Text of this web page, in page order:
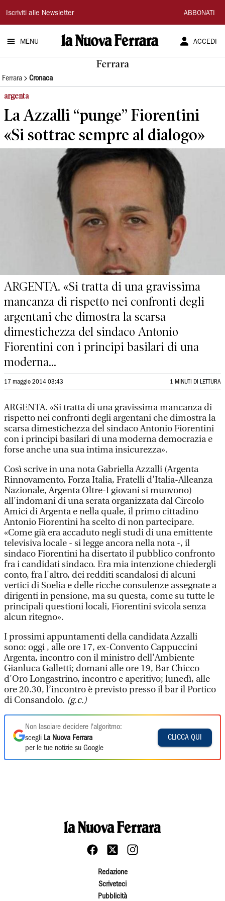
La
Nuova
Ferrara
Iscriviti alle Newsletter ABBONATI
MENU ACCEDI
Ferrara
Ferrara Cronaca
argenta
La Azzalli “punge” Fiorentini
«Si sottrae sempre al dialogo»
ARGENTA. «Si tratta di una gravissima
mancanza di rispetto nei confronti degli
argentani che dimostra la scarsa
dimestichezza del sindaco Antonio
Fiorentini con i principi basilari di una
moderna...
17 maggio 2014 03:43 1 MINUTI DI LETTURA
ARGENTA. «Si tratta di una gravissima mancanza di
rispetto nei confronti degli argentani che dimostra la
scarsa dimestichezza del sindaco Antonio Fiorentini
con i principi basilari di una moderna democrazia e
forse anche una sua intima insicurezza».
Così scrive in una nota Gabriella Azzalli (Argenta
Rinnovamento, Forza Italia, Fratelli d'Italia-Alleanza
Nazionale, Argenta Oltre-I giovani si muovono)
all'indomani di una serata organizzata dal Circolo
Amici di Argenta e nella quale, il primo cittadino
Antonio Fiorentini ha scelto di non partecipare.
«Come già era accaduto negli studi di una emittente
televisiva locale - si legge ancora nella nota -, il
sindaco Fiorentini ha disertato il pubblico confronto
fra i candidati sindaco. Era mia intenzione chiedergli
conto, fra l'altro, dei redditi scandalosi di alcuni
vertici di Soelia e delle ricche consulenze assegnate a
dirigenti in pensione, ma su questa, come su tutte le
principali questioni locali, Fiorentini svicola senza
alcun ritegno».
I prossimi appuntamenti della candidata Azzalli
sono: oggi , alle ore 17, ex-Convento Cappuccini
Argenta, incontro con il ministro dell'Ambiente
Gianluca Galletti; domani alle ore 19, Bar Chicco
d'Oro Longastrino, incontro e aperitivo; lunedì, alle
ore 20.30, l’incontro è previsto presso il bar il Portico
di Consandolo. (g.c.)
Non lasciare decidere l'algoritmo:
scegli La Nuova Ferrara
per le tue notizie su Google
CLICCA QUI
Redazione
Scriveteci
Pubblicità